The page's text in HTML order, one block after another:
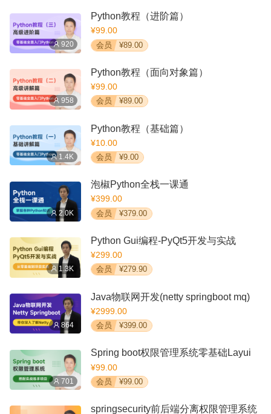
920
Python教程（进阶篇）
¥99.00
会员 ¥89.00
958
Python教程（面向对象篇）
¥99.00
会员 ¥89.00
1.4K
Python教程（基础篇）
¥10.00
会员 ¥9.00
2.0K
泡椒Python全栈一课通
¥399.00
会员 ¥379.00
1.3K
Python Gui编程-PyQt5开发与实战
¥299.00
会员 ¥279.90
864
Java物联网开发(netty springboot mq)
¥2999.00
会员 ¥399.00
701
Spring boot权限管理系统零基础Layui
¥99.00
会员 ¥99.00
springsecurity前后端分离权限管理系统